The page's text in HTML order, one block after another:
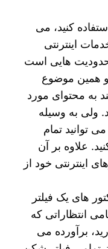
کنید، می‌
اینترنتی
هایی است
همین موضوع
به محتوای مورد
ولی به وسیله
فیلتر شکن رایگان Full Tor Vpn می توانید تمام
علاوه بر آن
اینترنتی خود از
های یک فیلتر
انتظاراتی که
برآورده می